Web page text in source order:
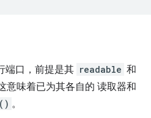
端口，前提是其 readable 和
意味着已为其各自的 读取器和
。